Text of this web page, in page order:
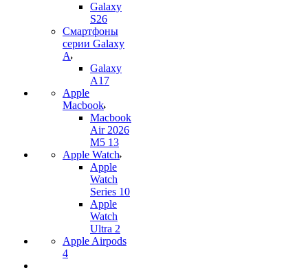
Galaxy
S26
Смартфоны
серии Galaxy
A
Galaxy
A17
Apple
Macbook
Macbook
Air 2026
M5 13
Apple Watch
Apple
Watch
Series 10
Apple
Watch
Ultra 2
Apple Airpods
4